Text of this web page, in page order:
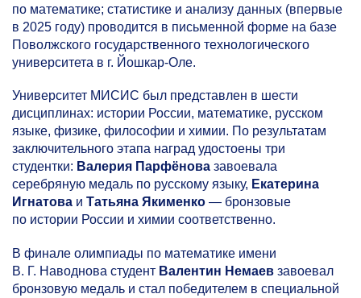
по математике; статистике и анализу данных (впервые
в 2025 году) проводится в письменной форме на базе
Поволжского государственного технологического
университета в г. Йошкар-Оле.
Университет МИСИС был представлен в шести
дисциплинах: истории России, математике, русском
языке, физике, философии и химии. По результатам
заключительного этапа наград удостоены три
студентки: Валерия Парфёнова завоевала
серебряную медаль по русскому языку, Екатерина
Игнатова и Татьяна Якименко — бронзовые
по истории России и химии соответственно.
В финале олимпиады по математике имени
В. Г. Наводнова студент Валентин Немаев завоевал
бронзовую медаль и стал победителем в специальной